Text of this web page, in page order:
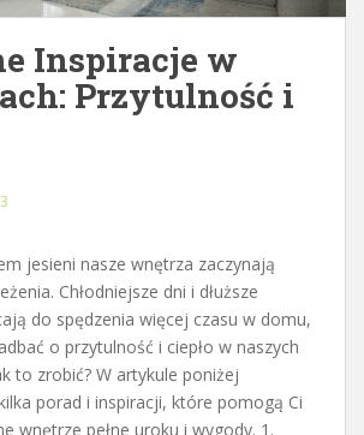
Inspiracje w
Przytulność i
jesieni nasze wnętrza zaczynają
Chłodniejsze dni i dłuższe
do spędzenia więcej czasu w domu,
o przytulność i ciepło w naszych
to zrobić? W artykule poniżej
porad i inspiracji, które pomogą Ci
wnętrze pełne uroku i wygody. 1.